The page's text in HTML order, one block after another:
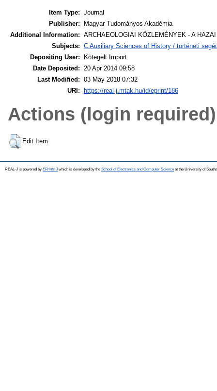
Item Type: Journal
Publisher:
Magyar Tudományos Akadémia
Additional Information: ARCHAEOLOGIAI KÖZLEMÉNYEK - A
Subjects: C Auxiliary Sciences of History / történeti
Depositing User:
Kötegelt Import
Date Deposited:
20 Apr 2014 09:58
Last Modified: 03 May 2018 07:32
URI:
https://real-j.mtak.hu/id/eprint/186
Actions (login required)
Edit Item
REAL-J is powered by EPrints 3which is developed by the School of Electronics and Computer Science at the University of